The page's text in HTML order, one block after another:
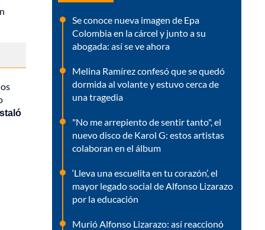
Se conoce nueva imagen de Epa
Colombia en la cárcel y junto a su
abogada: así se ve ahora
Melina Ramírez confesó que se quedó
dormida al volante y estuvo cerca de
una tragedia
"No me arrepiento de sentir tanto", el
nuevo disco de Karol G: estos artistas
colaboran en el álbum
‘Lleva una escuelita en tu corazón’, el
mayor legado social de Alfonso Lizarazo
por la educación
Murió Alfonso Lizarazo: así reaccionó